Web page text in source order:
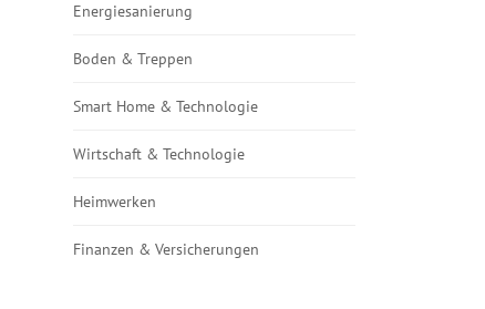
Energiesanierung
Boden & Treppen
Smart Home & Technologie
Wirtschaft & Technologie
Heimwerken
Finanzen & Versicherungen